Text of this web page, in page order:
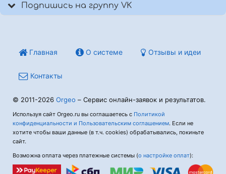
Подпишись на группу VK
Главная О системе Отзывы и идеи
Контакты
© 2011-2026 Orgeo – Сервис онлайн-заявок и результатов.
Используя сайт Orgeo.ru вы соглашаетесь с Политикой
конфиденциальности и Пользовательским соглашением. Если не
хотите чтобы ваши данные (в т.ч. cookies) обрабатывались, покиньте
сайт.
Возможна оплата через платежные системы (о настройке оплат):